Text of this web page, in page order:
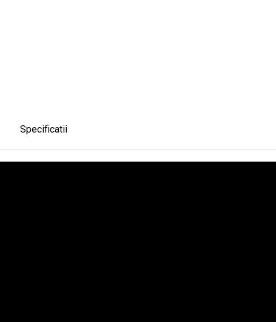
Specificatii